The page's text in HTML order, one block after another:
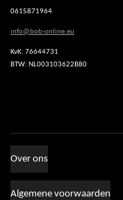
p
0615871964
info@bob-online.eu
KvK: 76644731
BTW: NL003103622B80
Over ons
Algemene voorwaarden